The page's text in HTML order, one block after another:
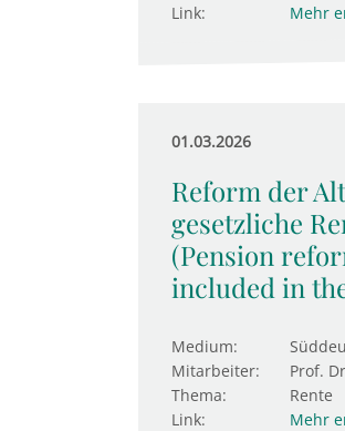
Link:
Mehr
01.03.2026
Reform der
gesetzliche
(Pension
included in
Medium:
Mitarbeiter:
Prof.
Thema:
Rente
Link:
Mehr